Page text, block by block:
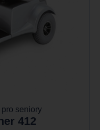
seniory
412